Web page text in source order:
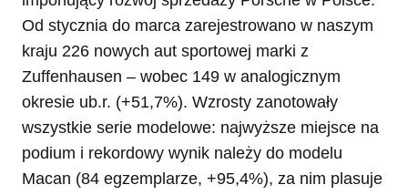
Od stycznia do marca zarejestrowano w naszym
kraju 226 nowych aut sportowej marki z
Zuffenhausen – wobec 149 w analogicznym
okresie ub.r. (+51,7%). Wzrosty zanotowały
wszystkie serie modelowe: najwyższe miejsce na
podium i rekordowy wynik należy do modelu
Macan (84 egzemplarze, +95,4%), za nim plasuje